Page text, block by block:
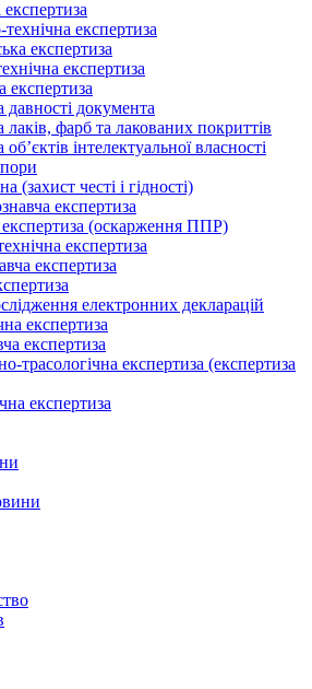
експертиза
технічна експертиза
експертиза
експертиза
експертиза
давності документа
лаків, фарб та лакованих покриттів
інтелектуальної власності
(захист честі і гідності)
експертиза
(оскарження ППР)
експертиза
експертиза
електронних декларацій
експертиза
експертиза
трасологічна експертиза (експертиза
експертиза